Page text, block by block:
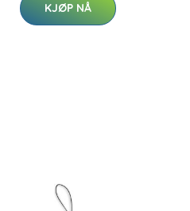
KJØP NÅ